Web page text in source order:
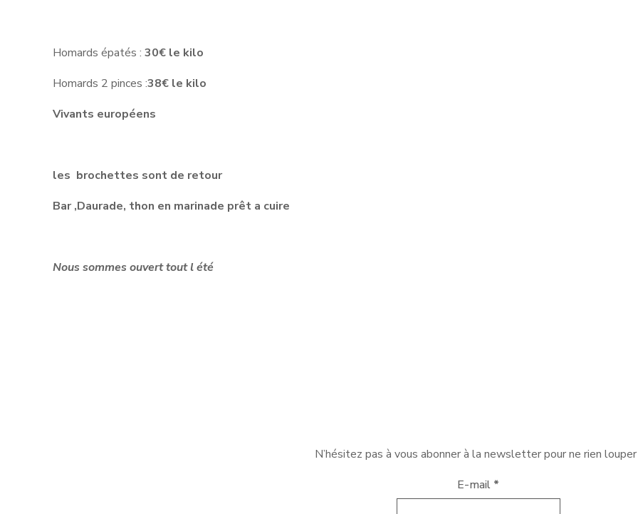
Homards épatés :30€ le kilo
Homards 2 pinces :38€ le kilo
Vivants européens
les brochettes sont de retour
Bar ,Daurade, thon en marinade prêt a cuire
Nous sommes ouvert tout l été
N’hésitez pas à vous abonner à la newsletter pour ne rien
E-mail *